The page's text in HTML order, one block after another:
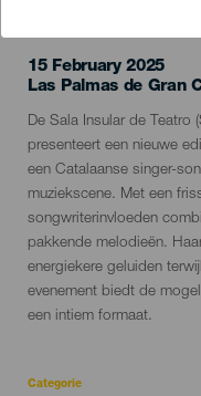
15 February 2025
Localidad
Las Palmas de Gran
Descripción
del
evento
De Sala Insular de Teatro
presenteert een nieuwe
een Catalaanse singer-
muziekscene. Met een
songwriterinvloeden
pakkende melodieën.
energiekere geluiden
evenement biedt de
een intiem formaat.
Categorie